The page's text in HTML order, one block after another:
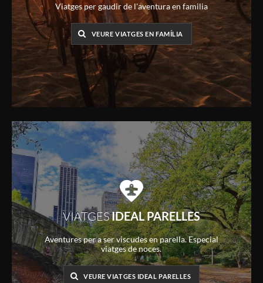
Viatges per gaudir de l'aventura en familia
VEURE VIATGES EN FAMÍLIA
VIATGESIDEAL PARELLES
Aventures per a ser viscudes en parella. Especial
viatges de noces.
VEURE VIATGES IDEAL PARELLES